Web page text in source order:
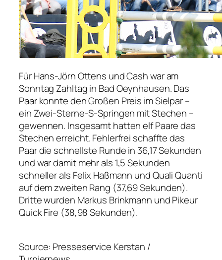
Für Hans-Jörn Ottens und Cash war am
Sonntag Zahltag in Bad Oeynhausen. Das
Paar konnte den Großen Preis im Sielpar –
ein Zwei-Sterne-S-Springen mit Stechen –
gewennen. Insgesamt hatten elf Paare das
Stechen erreicht. Fehlerfrei schaffte das
Paar die schnellste Runde in 36,17 Sekunden
und war damit mehr als 1,5 Sekunden
schneller als Felix Haßmann und Quali Quanti
auf dem zweiten Rang (37,69 Sekunden).
Dritte wurden Markus Brinkmann und Pikeur
Quick Fire (38,98 Sekunden).
Source: Presseservice Kerstan /